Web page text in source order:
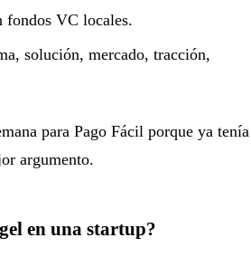
fondos VC locales.
solución, mercado, tracción,
para Pago Fácil porque ya tenía
argumento.
en una startup?